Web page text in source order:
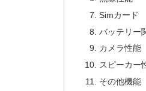
Simカード
バッテリー
カメラ性能
スピーカー
その他機能